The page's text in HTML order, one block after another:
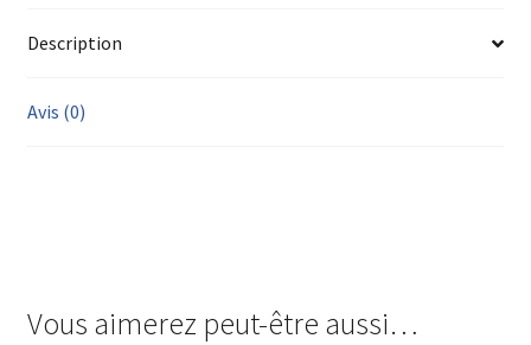
Description
Avis (0)
Vous aimerez peut-être aussi…